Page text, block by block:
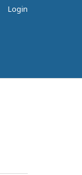
Login